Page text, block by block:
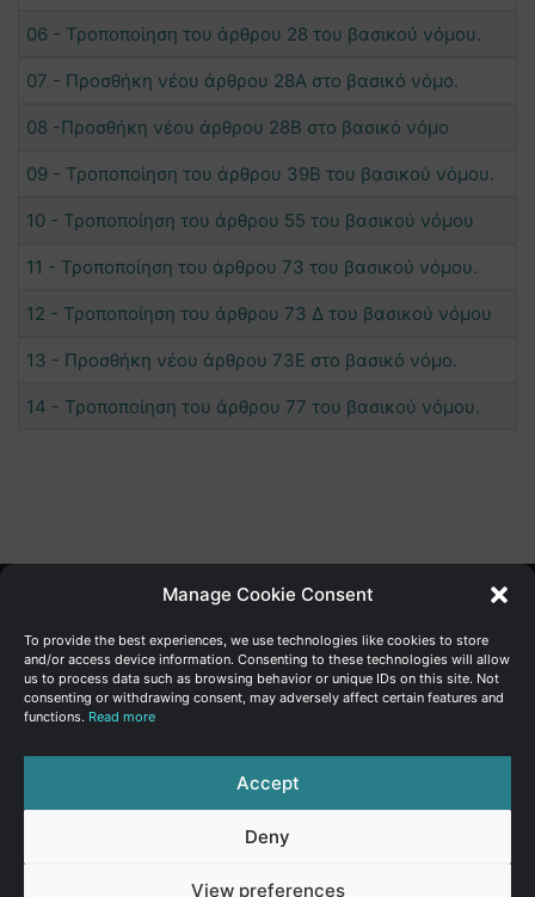
Manage Cookie Consent
To provide the best experiences, we use technologies like cookies to store
and/or access device information. Consenting to these technologies will allow
us to process data such as browsing behavior or unique IDs on this site. Not
consenting or withdrawing consent, may adversely affect certain features and
functions. Read more
Accept
Deny
View preferences
06 - Τροποποίηση του άρθρου 28 του βασικού νόμου.
07 - Προσθήκη νέου άρθρου 28Α στο βασικό νόμο.
08 -Προσθήκη νέου άρθρου 28Β στο βασικό νόμο
09 - Τροποποίηση του άρθρου 39Β του βασικού νόμου.
10 - Τροποποίηση του άρθρου 55 του βασικού νόμου
11 - Τροποποίηση του άρθρου 73 του βασικού νόμου.
12 - Τροποποίηση του άρθρου 73 Δ του βασικού νόμου
13 - Προσθήκη νέου άρθρου 73Ε στο βασικό νόμο.
14 - Τροποποίηση του άρθρου 77 του βασικού νόμου.
Γενική Διεύθυνση Ανάπτυξης
Υπουργείο Οικονομικών | Κυπριακή Δημοκρατία
Ιστ: